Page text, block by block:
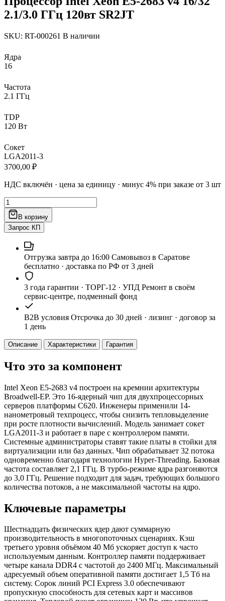
2.1/3.0 ГГц 120вт SR2JT
SKU: RT-000261 В наличии
Ядра
16
Частота
2.1 ГГц
TDP
120 Вт
Сокет
LGA2011-3
3700,00 ₽
НДС включён · цена за единицу · минус 4% при заказе от 3 шт
Количество
товара
Процессор
Intel
2.1/3.0
SR2JT
В корзину
Запрос КП
Отгрузка завтра до 16:00 Самовывоз в Саратове
бесплатно · доставка по РФ от 3 дней
3 года гарантии · ТОРГ-12 · УПД Ремонт в своём
сервис-центре, подменный фонд
B2B условия Отсрочка до 30 дней · лизинг · договор за
1 день
Описание Характеристики Гарантия
Что это за компонент
Intel Xeon E5-2683 v4 построен на кремнии архитектуры
Broadwell-EP. Это 16-ядерный чип для двухпроцессорных
серверов платформы C620. Инженеры применили 14-
нанометровый техпроцесс, чтобы снизить тепловыделение
при росте плотности вычислений. Модель занимает сокет
LGA2011-3 и работает в паре с контроллером памяти.
Системные администраторы ставят такие платы в стойки для
виртуализации или баз данных. Чип обрабатывает 32 потока
одновременно благодаря технологии Hyper-Threading. Базовая
частота составляет 2,1 ГГц. В турбо-режиме ядра разгоняются
до 3,0 ГГц. Решение подходит для задач, требующих большого
количества потоков, а не максимальной частоты на ядро.
Ключевые параметры
Шестнадцать физических ядер дают суммарную
производительность в многопоточных сценариях. Кэш
третьего уровня объёмом 40 Мб ускоряет доступ к часто
используемым данным. Контроллер памяти поддерживает
четыре канала DDR4 с частотой до 2400 МГц. Максимальный
адресуемый объем оперативной памяти достигает 1,5 Тб на
систему. Сорок линий PCI Express 3.0 обеспечивают
пропускную способность для сетевых карт и массивов